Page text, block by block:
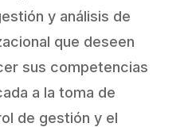
y análisis de
que deseen
sus competencias
a la toma de
de gestión y el